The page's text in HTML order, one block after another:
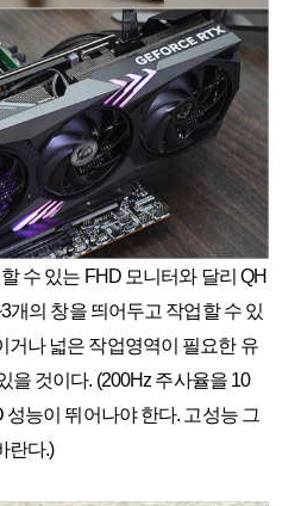
수 있는 FHD 모니터와 달리 QH
개의 창을 띄어두고 작업할 수 있
거나 넓은 작업영역이 필요한 유
을 것이다. (200Hz 주사율을 10
능이 뛰어나야 한다. 고성능 그
란다.)